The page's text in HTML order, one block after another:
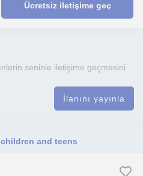
Ücretsiz iletişime geç
seninle iletişime geçmesini
İlanını yayınla
and teens